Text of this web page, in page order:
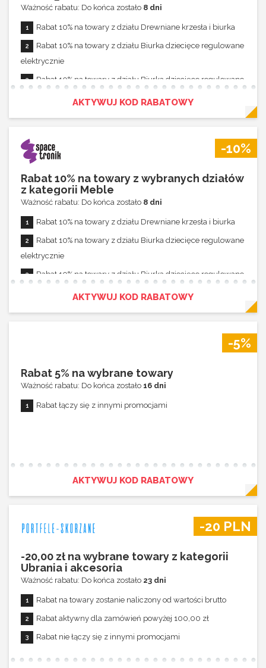
Ważność rabatu: Do końca zostało 8 dni
Rabat 10% na towary z działu Drewniane krzesła i biurka
Rabat 10% na towary z działu Biurka dziecięce regulowane
elektrycznie
Rabat 10% na towary z działu Biurka dziecięce regulowane
Rabat 10% na towary z działu Zestawy mebli dziecięcych
Rabat 10% na towary z działu Stoliki dziecięce
AKTYWUJ KOD RABATOWY
-10%
Rabat 10% na towary z wybranych działów
z kategorii Meble
Ważność rabatu: Do końca zostało 8 dni
Rabat 10% na towary z działu Drewniane krzesła i biurka
Rabat 10% na towary z działu Biurka dziecięce regulowane
elektrycznie
Rabat 10% na towary z działu Biurka dziecięce regulowane
Rabat 10% na towary z działu Zestawy mebli dziecięcych
Rabat 10% na towary z działu Stoliki dziecięce
AKTYWUJ KOD RABATOWY
-5%
Rabat 5% na wybrane towary
Ważność rabatu: Do końca zostało 16 dni
Rabat łączy się z innymi promocjami
AKTYWUJ KOD RABATOWY
-20 PLN
-20,00 zł na wybrane towary z kategorii
Ubrania i akcesoria
Ważność rabatu: Do końca zostało 23 dni
Rabat na towary zostanie naliczony od wartości brutto
Rabat aktywny dla zamówień powyżej 100,00 zł
Rabat nie łączy się z innymi promocjami